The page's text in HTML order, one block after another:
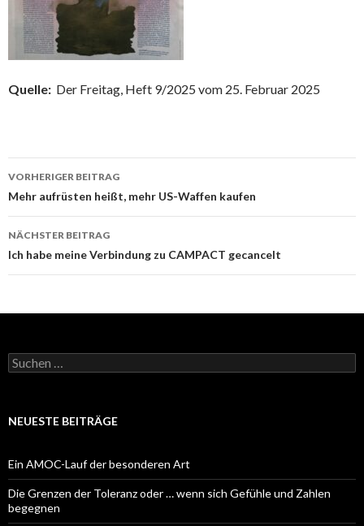
Quelle: Der Freitag, Heft 9/2025 vom 25. Februar 2025
Beitrags-
Navigation
VORHERIGER BEITRAG
Mehr aufrüsten heißt, mehr US-Waffen kaufen
NÄCHSTER BEITRAG
Ich habe meine Verbindung zu CAMPACT gecancelt
Suchen
nach:
NEUESTE BEITRÄGE
Ein AMOC-Lauf der besonderen Art
Die Grenzen der Toleranz oder … wenn sich Gefühle und Zahlen
begegnen